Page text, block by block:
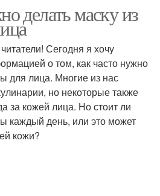
делать маску из
Сегодня я хочу
о том, как часто нужно
для лица. Многие из нас
но некоторые также
за кожей лица. Но стоит ли
каждый день, или это может
кожи?